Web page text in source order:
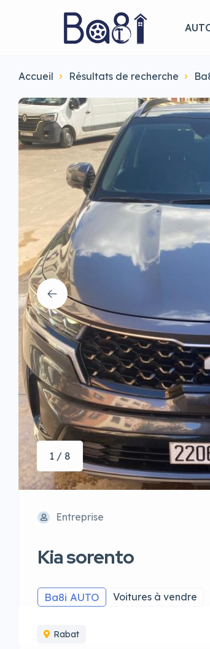
Accueil Résultats de recherche
1 / 8
Entreprise
Kia sorento
Ba8i AUTO Voitures à vendre
Rabat